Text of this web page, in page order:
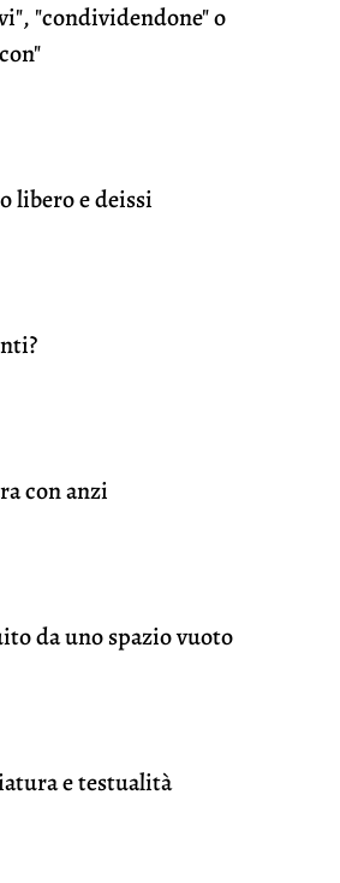
"condividendone" o
libero e deissi
con anzi
da uno spazio vuoto
e testualità